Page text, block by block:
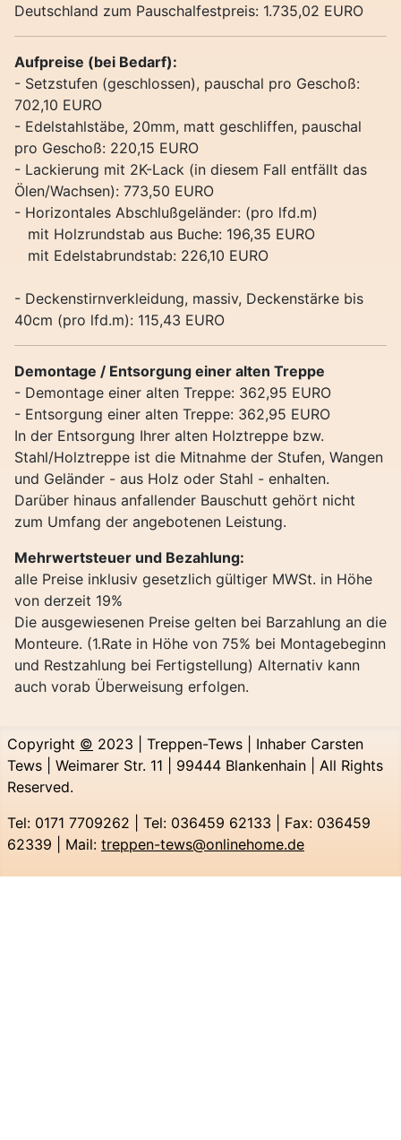
Deutschland zum Pauschalfestpreis: 1.735,02 EURO
Aufpreise (bei Bedarf):
- Setzstufen (geschlossen), pauschal pro Geschoß:
702,10 EURO
- Edelstahlstäbe, 20mm, matt geschliffen, pauschal
pro Geschoß: 220,15 EURO
- Lackierung mit 2K-Lack (in diesem Fall entfällt das
Ölen/Wachsen): 773,50 EURO
- Horizontales Abschlußgeländer: (pro lfd.m)
mit Holzrundstab aus Buche: 196,35 EURO
mit Edelstabrundstab: 226,10 EURO
- Deckenstirnverkleidung, massiv, Deckenstärke bis
40cm (pro lfd.m): 115,43 EURO
Demontage / Entsorgung einer alten Treppe
- Demontage einer alten Treppe: 362,95 EURO
- Entsorgung einer alten Treppe: 362,95 EURO
In der Entsorgung Ihrer alten Holztreppe bzw.
Stahl/Holztreppe ist die Mitnahme der Stufen, Wangen
und Geländer - aus Holz oder Stahl - enhalten.
Darüber hinaus anfallender Bauschutt gehört nicht
zum Umfang der angebotenen Leistung.
Mehrwertsteuer und Bezahlung:
alle Preise inklusiv gesetzlich gültiger MWSt. in Höhe
von derzeit 19%
Die ausgewiesenen Preise gelten bei Barzahlung an die
Monteure. (1.Rate in Höhe von 75% bei Montagebeginn
und Restzahlung bei Fertigstellung) Alternativ kann
auch vorab Überweisung erfolgen.
Copyright © 2023 | Treppen-Tews | Inhaber Carsten
Tews | Weimarer Str. 11 | 99444 Blankenhain | All Rights
Reserved.
Tel: 0171 7709262 | Tel: 036459 62133 | Fax: 036459
62339 | Mail: treppen-tews@onlinehome.de